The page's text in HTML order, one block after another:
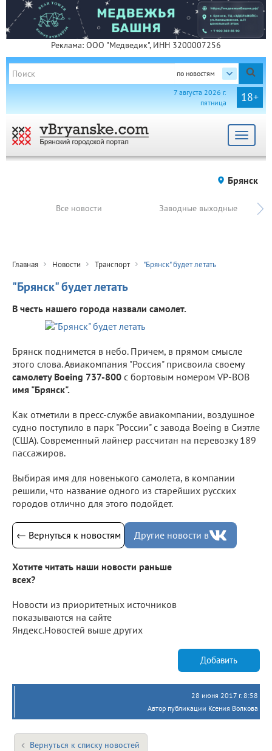
Реклама: ООО "Медведик", ИНН 3200007256
по новостям
18+
7 августа 2026 г.
пятница
Toggle
Брянск
Все новости Заводные выходные
Главная Новости Транспорт "Брянск" будет летать
"Брянск" будет летать
В честь нашего города назвали самолет.
Брянск поднимется в небо. Причем, в прямом смысле
этого слова. Авиакомпания "Россия" присвоила своему
самолету Boeing 737-800 с бортовым номером VP-BOB
имя "Брянск".
Как отметили в пресс-службе авиакомпании, воздушное
судно поступило в парк "России" с завода Boeing в Сиэтле
(США). Современный лайнер рассчитан на перевозку 189
пассажиров.
Выбирая имя для новенького самолета, в компании
решили, что название одного из старейших русских
городов отлично для этого подойдет.
← Вернуться к новостям Другие новости в
Хотите читать наши новости раньше
всех?
Новости из приоритетных источников
показываются на сайте
Яндекс.Новостей выше других
Добавить
28 июня 2017 г. 8:58
Автор публикации Ксения Волкова
Вернуться к списку новостей